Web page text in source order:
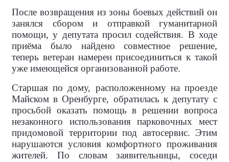
После возвращения из зоны боевых действий он
занялся сбором и отправкой гуманитарной
помощи, у депутата просил содействия. В ходе
приёма было найдено совместное решение,
теперь ветеран намерен присоединиться к такой
уже имеющейся организованной работе.
Старшая по дому, расположенному на проезде
Майском в Оренбурге, обратилась к депутату с
просьбой оказать помощь в решении вопроса
незаконного использования парковочных мест
придомовой территории под автосервис. Этим
нарушаются условия комфортного проживания
жителей. По словам заявительницы, соседи